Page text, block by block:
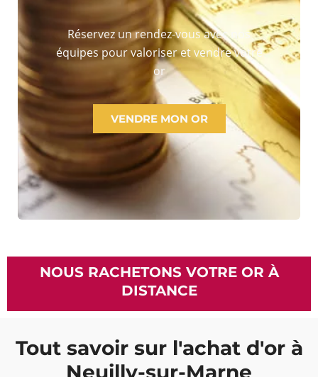
Réservez un rendez-vous avec nos
équipes pour valoriser et vendre votre
or
VENDRE MON OR
NOUS RACHETONS VOTRE OR À
DISTANCE
Tout savoir sur l'achat d'or à
Neuilly-sur-Marne